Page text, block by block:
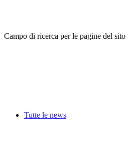
Campo di ricerca per le pagine del sito
Tutte le news